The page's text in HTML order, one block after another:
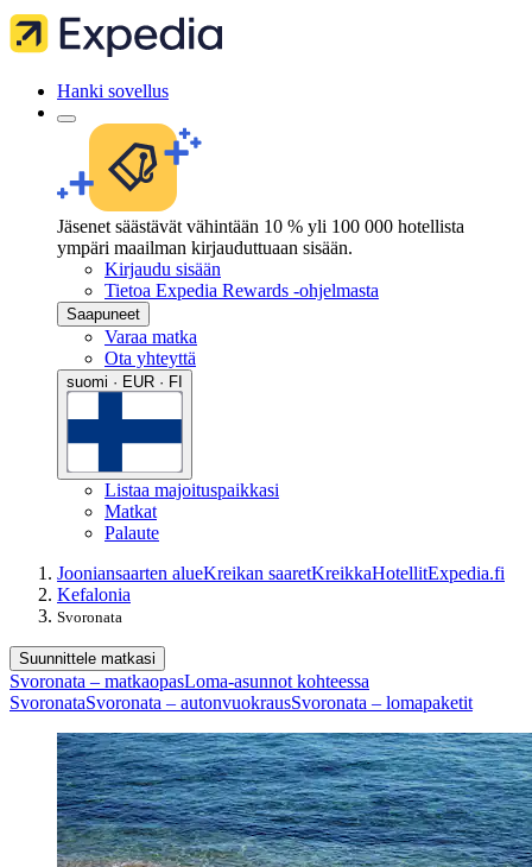
Hanki sovellus
Jäsenet säästävät vähintään 10 % yli 100 000 hotellista
ympäri maailman kirjauduttuaan sisään.
Kirjaudu sisään
Tietoa Expedia Rewards -ohjelmasta
Saapuneet
Varaa matka
Ota yhteyttä
suomi · EUR · FI
Listaa majoituspaikkasi
Matkat
Palaute
Jooniansaarten alueKreikan saaretKreikkaHotellitExpedia.fi
Kefalonia
Svoronata
Suunnittele matkasi
Svoronata – matkaopasLoma-asunnot kohteessa
SvoronataSvoronata – autonvuokrausSvoronata – lomapaketit